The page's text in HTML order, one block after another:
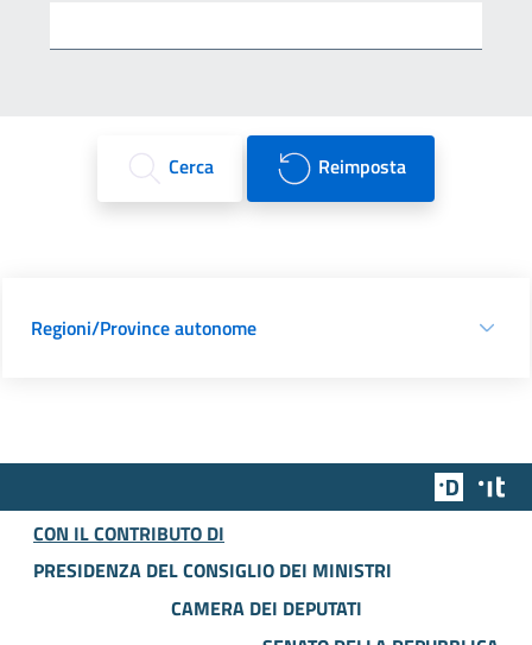
Cerca Reimposta
Regioni/Province autonome
Team
CON IL CONTRIBUTO DI
PRESIDENZA DEL CONSIGLIO DEI MINISTRI
CAMERA DEI DEPUTATI